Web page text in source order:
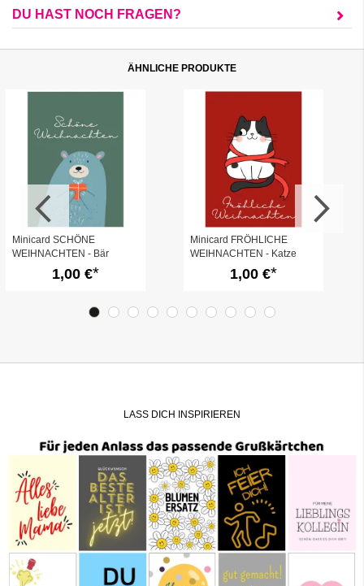
DU HAST NOCH FRAGEN?
ÄHNLICHE PRODUKTE
Minicard SCHÖNE
WEIHNACHTEN - Bär
1,00 €
Minicard FRÖHLICHE
WEIHNACHTEN - Katze
1,00 €
LASS DICH INSPIRIEREN